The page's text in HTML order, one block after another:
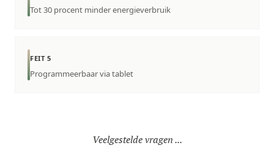
Tot 30 procent minder energieverbruik
FEIT 5
Programmeerbaar via tablet
Veelgestelde vragen ...